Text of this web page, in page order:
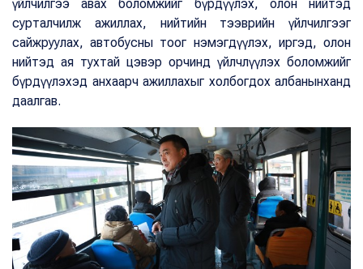
үйлчилгээ авах боломжийг бүрдүүлэх, олон нийтэд
сурталчилж ажиллах, нийтийн тээврийн үйлчилгээг
сайжруулах, автобусны тоог нэмэгдүүлэх, иргэд, олон
нийтэд ая тухтай цэвэр орчинд үйлчлүүлэх боломжийг
бүрдүүлэхэд анхаарч ажиллахыг холбогдох албанынханд
даалгав.